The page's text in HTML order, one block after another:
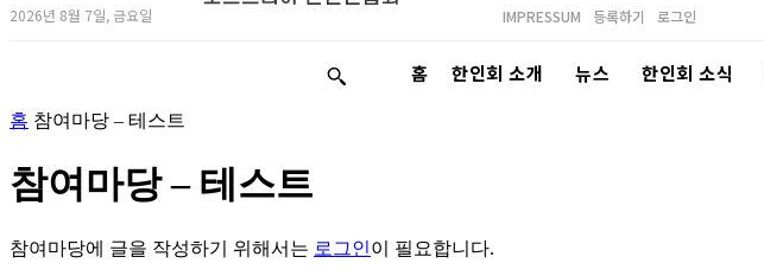
2026년 8월 7일, 금요일 IMPRESSUM 등록하기 로그인
홈 한인회 소개 뉴스 한인회 소식
홈 참여마당 – 테스트
참여마당 – 테스트
참여마당에 글을 작성하기 위해서는 로그인이 필요합니다.